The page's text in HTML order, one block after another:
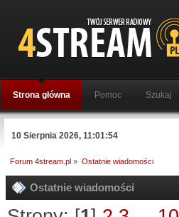
Strona główna Pomoc Szukaj
10 Sierpnia 2026, 11:01:54
Forum 4stream.pl » Ostatnie wiadomości
Ostatnie wiadomości